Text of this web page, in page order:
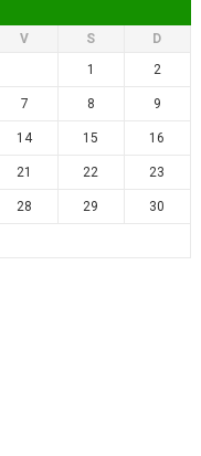
V S
D
1
2
7 8 9
14 15 16
21 22 23
28 29 30